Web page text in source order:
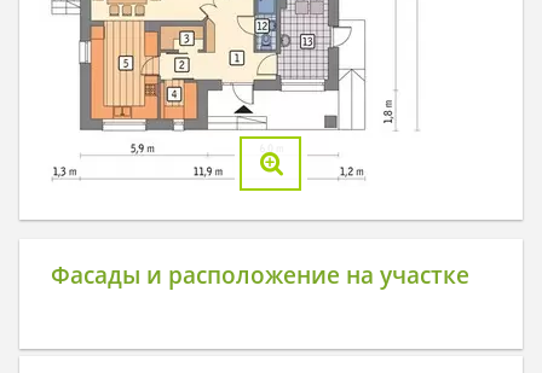
Фасады и расположение на участке